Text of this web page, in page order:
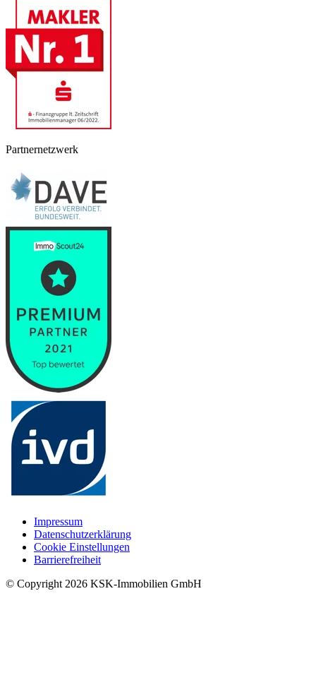
Partnernetzwerk
Impressum
Datenschutzerklärung
Cookie Einstellungen
Barrierefreiheit
© Copyright 2026 KSK-Immobilien GmbH